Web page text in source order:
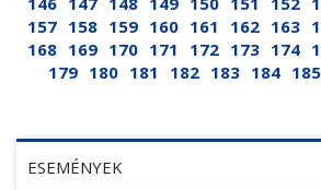
ESEMÉNYEK
157 158 159 160 161 162 163
168 169 170 171 172 173 174
179 180 181 182 183 184 185